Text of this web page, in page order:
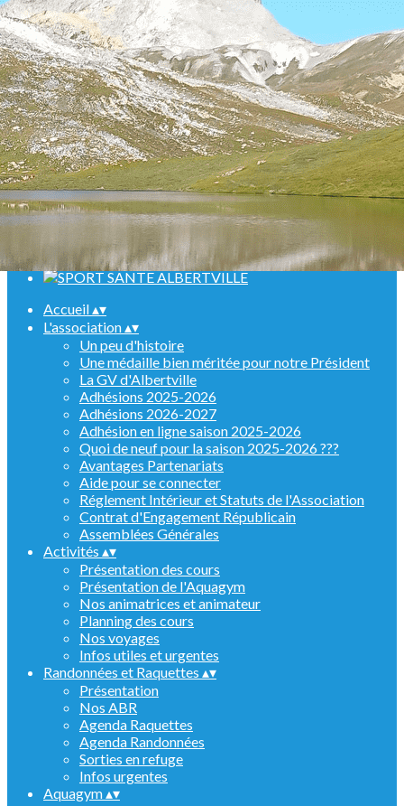
Menu
<
>
Randonnées
Marche Nordique
Raquettes
Croisière sur le Rhin
Activités en salle
Assemblées générales
Ajoutez un logo, un bouton, des réseaux sociaux
Cliquez pour éditer
Accueil▴▾
L'association▴▾
Un peu d'histoire
Une médaille bien méritée pour notre Président
La GV d'Albertville
Adhésions 2025-2026
Adhésions 2026-2027
Adhésion en ligne saison 2025-2026
Quoi de neuf pour la saison 2025-2026 ???
Avantages Partenariats
Aide pour se connecter
Réglement Intérieur et Statuts de l'Association
Contrat d'Engagement Républicain
Assemblées Générales
Activités ▴▾
Présentation des cours
Présentation de l'Aquagym
Nos animatrices et animateur
Planning des cours
Nos voyages
Infos utiles et urgentes
Randonnées et Raquettes ▴▾
Présentation
Nos ABR
Agenda Raquettes
Agenda Randonnées
Sorties en refuge
Infos urgentes
Aquagym▴▾